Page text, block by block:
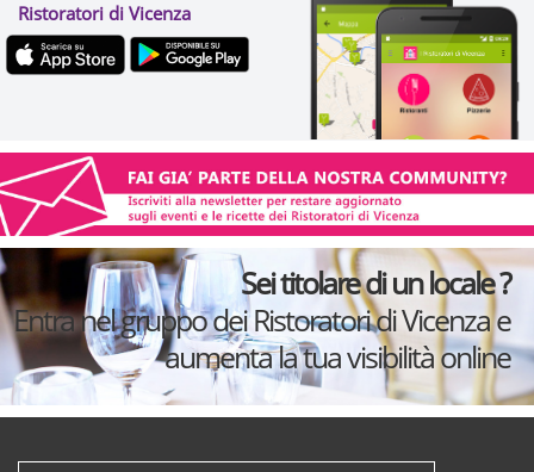
Ristoratori di Vicenza
Sei titolare di un locale ?
Entra nel gruppo dei Ristoratori di Vicenza e
aumenta la tua visibilità online